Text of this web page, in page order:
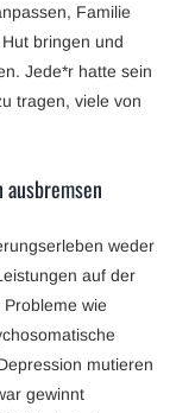
Familie
bringen und
Jede*r hatte sein
tragen, viele von
weder
auf der
wie
mutieren
gewinnt